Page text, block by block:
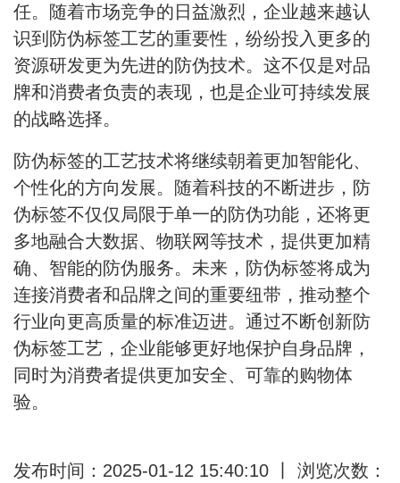
任。随着市场竞争的日益激烈，企业越来越认
识到防伪标签工艺的重要性，纷纷投入更多的
资源研发更为先进的防伪技术。这不仅是对品
牌和消费者负责的表现，也是企业可持续发展
的战略选择。
防伪标签的工艺技术将继续朝着更加智能化、
个性化的方向发展。随着科技的不断进步，防
伪标签不仅仅局限于单一的防伪功能，还将更
多地融合大数据、物联网等技术，提供更加精
确、智能的防伪服务。未来，防伪标签将成为
连接消费者和品牌之间的重要纽带，推动整个
行业向更高质量的标准迈进。通过不断创新防
伪标签工艺，企业能够更好地保护自身品牌，
同时为消费者提供更加安全、可靠的购物体
验。
发布时间：2025-01-12 15:40:10 丨 浏览次数：